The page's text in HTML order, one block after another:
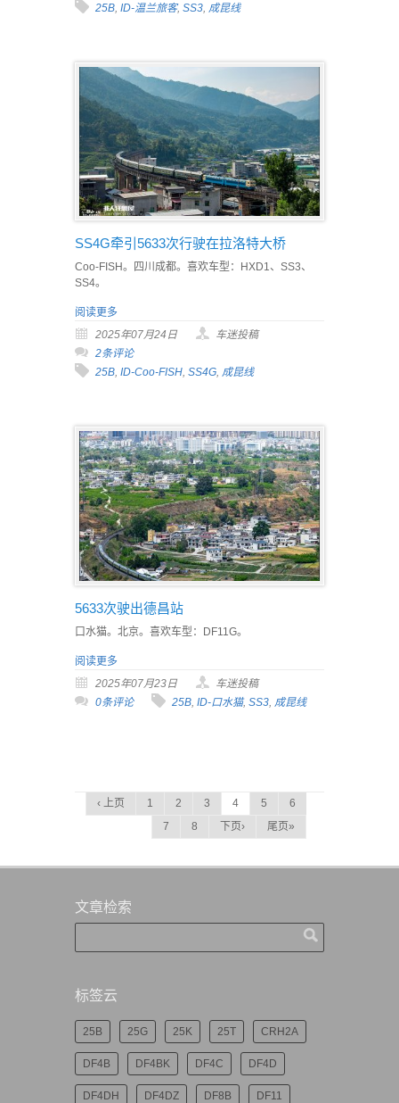
25B ID-温兰旅客, SS3 成昆线
SS4G牵引5633次行驶在拉洛特大桥
Coo-FISH。四川成都。喜欢车型：HXD1、SS3、
SS4。
阅读更多
2025年07月24日
车迷投稿
2条评论
25B, ID-Coo-FISH, SS4G, 成昆线
5633次驶出德昌站
口水猫。北京。喜欢车型：DF11G。
阅读更多
2025年07月23日
车迷投稿
0条评论
25B ID-口水猫, SS3 成昆线
‹ 上页 1 2 3 4 5
6
7
8 下页› 尾页»
文章检索
标签云
25B 25G 25K 25T CRH2A
DF4B DF4BK DF4C DF4D
DF4DH DF4DZ DF8B DF11